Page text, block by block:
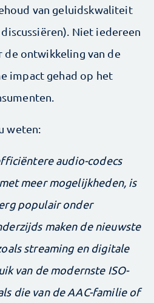
van geluidskwaliteit
Niet iedereen
de ontwikkeling van de
impact gehad op het
weten:
audio-codecs
meer mogelijkheden, is
populair onder
maken de nieuwste
streaming en digitale
van de modernste ISO-
die van de AAC-familie of